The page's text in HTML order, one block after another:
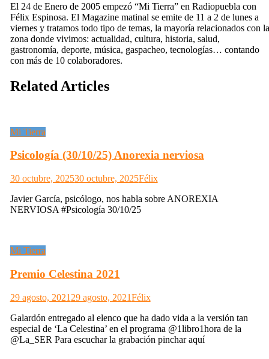
El 24 de Enero de 2005 empezó “Mi Tierra” en Radiopuebla con
Félix Espinosa. El Magazine matinal se emite de 11 a 2 de lunes a
viernes y tratamos todo tipo de temas, la mayoría relacionados con la
zona donde vivimos: actualidad, cultura, historia, salud,
gastronomía, deporte, música, gaspacheo, tecnologías… contando
con más de 10 colaboradores.
Related Articles
Mi Tierra
Psicología (30/10/25) Anorexia nerviosa
30 octubre, 202530 octubre, 2025Félix
Javier García, psicólogo, nos habla sobre ANOREXIA
NERVIOSA #Psicología 30/10/25
Mi Tierra
Premio Celestina 2021
29 agosto, 2021 29 agosto, 2021Félix
Galardón entregado al elenco que ha dado vida a la versión tan
especial de ‘La Celestina’ en el programa @1libro1hora de la
@La_SER Para escuchar la grabación pinchar aquí